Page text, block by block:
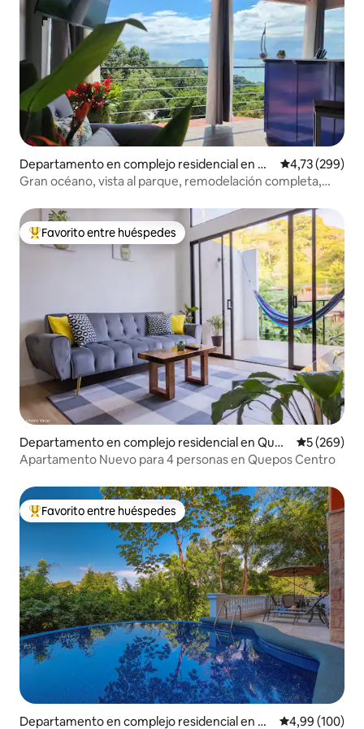
Departamento en complejo residencial en M
anuel Antonio
Calificación
4,73 (299)
Gran océano, vista al parque, remodelación completa,
Favorito entre los huéspedes más destacados
Favorito entre huéspedes
Departamento en complejo residencial en Quep
os
Calificación
5 (269)
Apartamento Nuevo para 4 personas en Quepos Centro
Favorito entre los huéspedes más destacados
Favorito entre huéspedes
Departamento en complejo residencial en Q
Calificación
4,99 (100)